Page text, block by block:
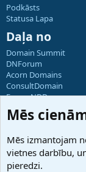
Podkāsts
Statusa Lapa
Daļa no
Domain Summit
DNForum
Acorn Domains
ConsultDomain
ForumNDD
Domainforum.ro
27.be
Hostmaria
Atbalsts
Mēs
Mēs izmantojam
vietnes darbību,
pieredzi.